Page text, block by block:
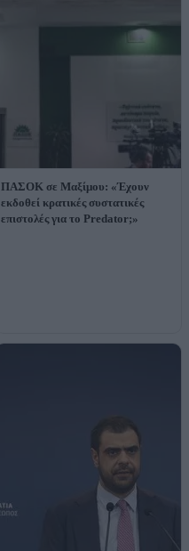
ΠΑΣΟΚ σε Μαξίμου: «Έχουν
εκδοθεί κρατικές συστατικές
επιστολές για το Predator;»